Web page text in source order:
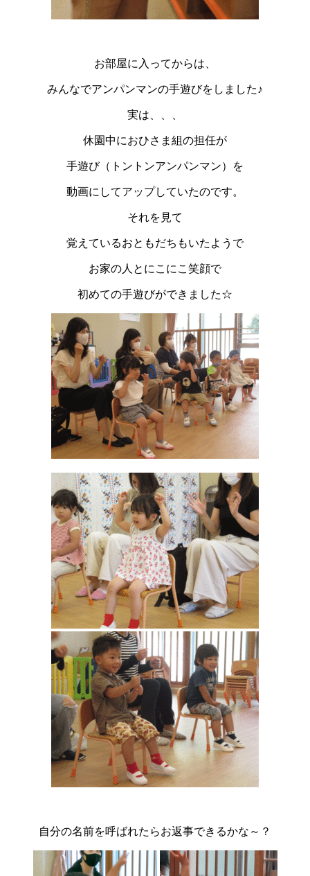
お部屋に入ってからは、
みんなでアンパンマンの手遊びをしました♪
実は、、、
休園中におひさま組の担任が
手遊び（トントンアンパンマン）を
動画にしてアップしていたのです。
それを見て
覚えているおともだちもいたようで
お家の人とにこにこ笑顔で
初めての手遊びができました☆
自分の名前を呼ばれたらお返事できるかな～？